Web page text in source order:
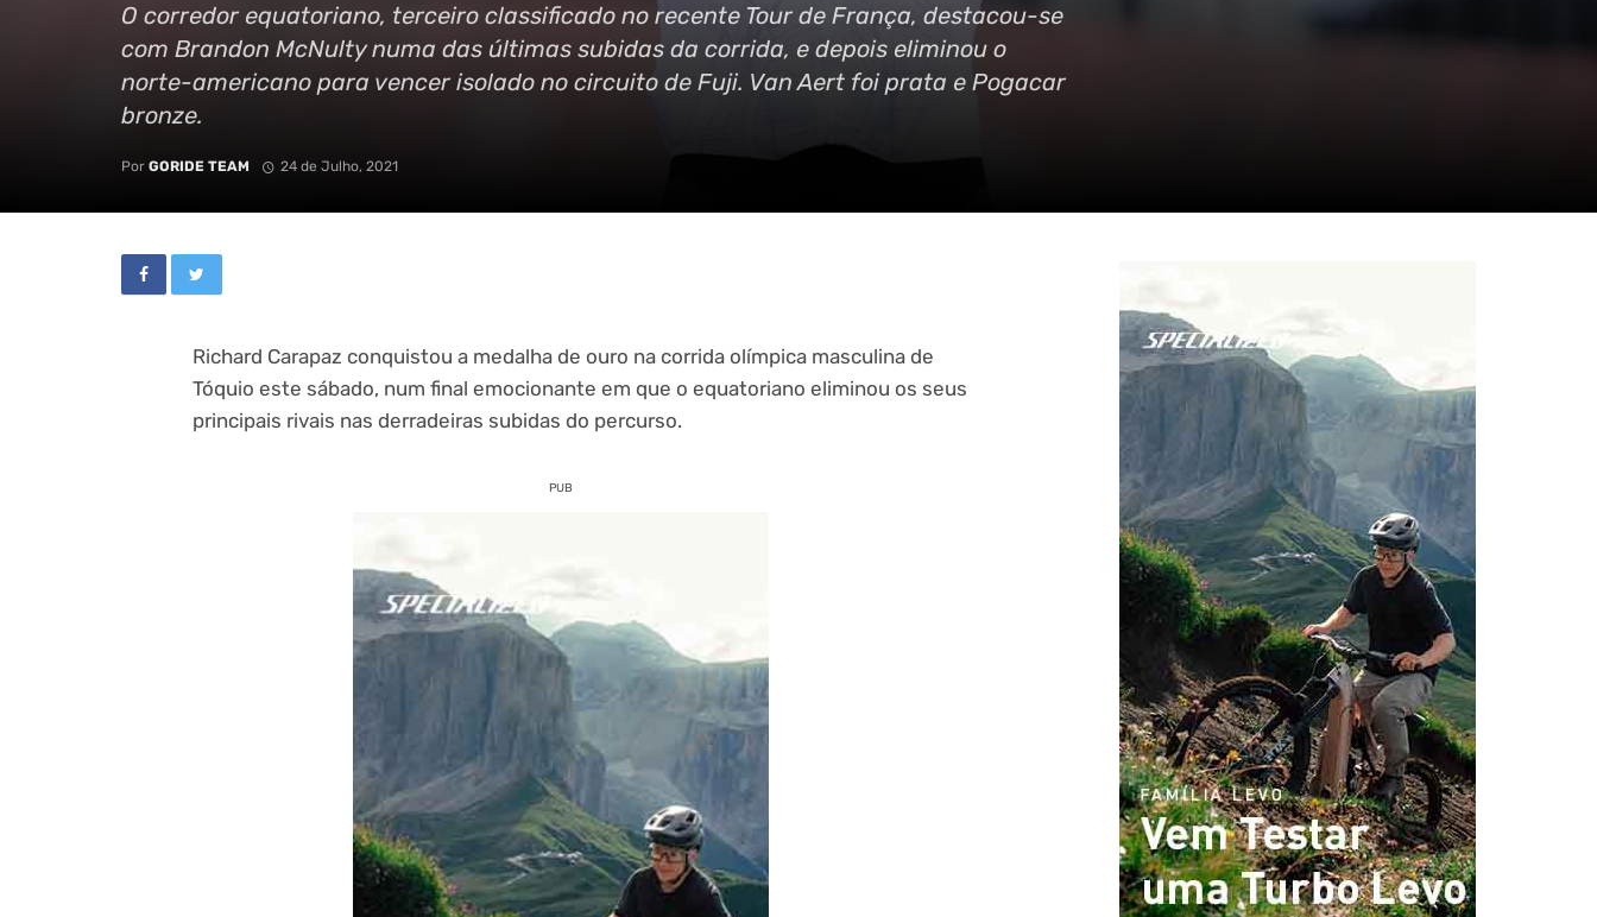
O corredor equatoriano, terceiro classificado no recente Tour de França, destacou-se
com Brandon McNulty numa das últimas subidas da corrida, e depois eliminou o
norte-americano para vencer isolado no circuito de Fuji. Van Aert foi prata e Pogacar
bronze.
Por GORIDE TEAM 24 de Julho, 2021
Richard Carapaz conquistou a medalha de ouro na corrida olímpica masculina de
Tóquio este sábado, num final emocionante em que o equatoriano eliminou os seus
principais rivais nas derradeiras subidas do percurso.
PUB